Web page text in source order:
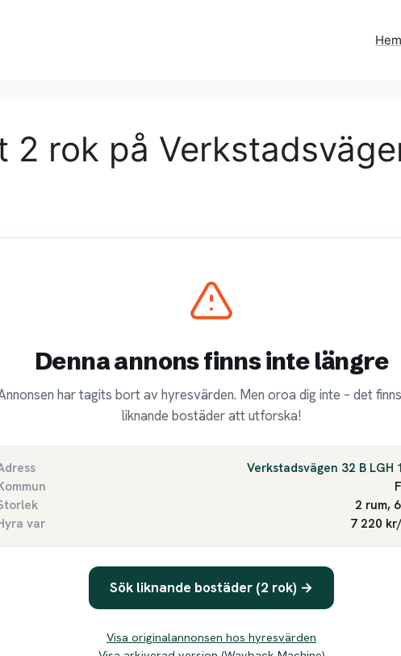
Hem
2 rok på
Denna annons finns inte längre
har tagits bort av hyresvärden. Men oroa dig inte – det
liknande bostäder att utforska!
Verkstadsvägen 32 B LGH
2 rum,
var
7 220
Sök liknande bostäder (2 rok) →
Visa originalannonsen hos hyresvärden